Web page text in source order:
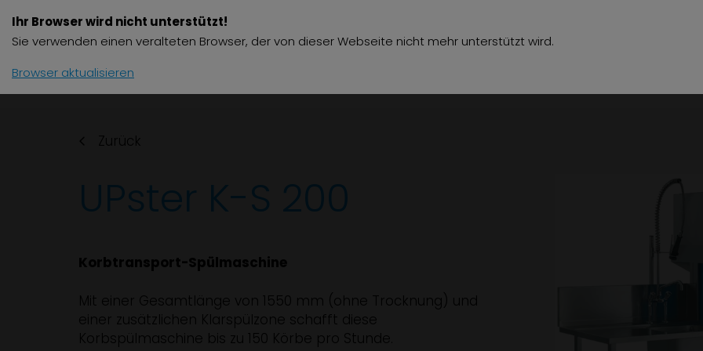
Produkte Zubehör Über uns Jobs
Zurück
UPster K-S 200
Korbtransport-Spülmaschine
Mit einer Gesamtlänge von 1550 mm (ohne Trocknung) und
einer zusätzlichen Klarspülzone schafft diese
Korbspülmaschine bis zu 150 Körbe pro Stunde.
Ihr Browser wird nicht unterstützt!
Sie verwenden einen veralteten Browser, der von dieser Webseite nicht mehr unterstützt wird.
Browser aktualisieren